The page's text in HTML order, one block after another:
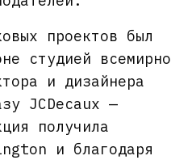
проектов был
студией всемирно
и дизайнера
JCDecaux —
получила
и благодаря